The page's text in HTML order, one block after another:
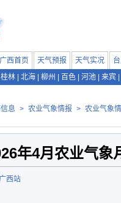
广西首页 天气预报 天气实况
桂林 北海 柳州 百色 河池 来宾
息 > 农业气象情报 > 农业气象
年4月农业气象
西站